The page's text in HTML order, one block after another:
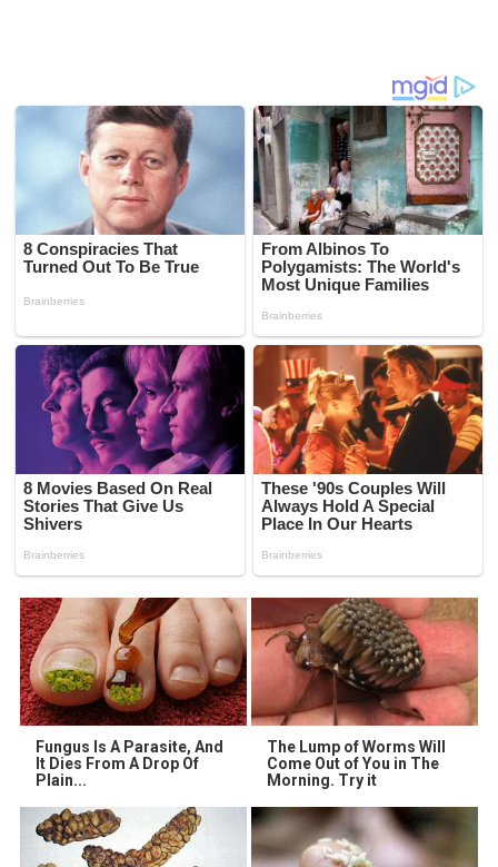
Fungus Is A Parasite, And
It Dies From A Drop Of
Plain...
The Lump of Worms Will
Come Out of You in The
Morning. Try it